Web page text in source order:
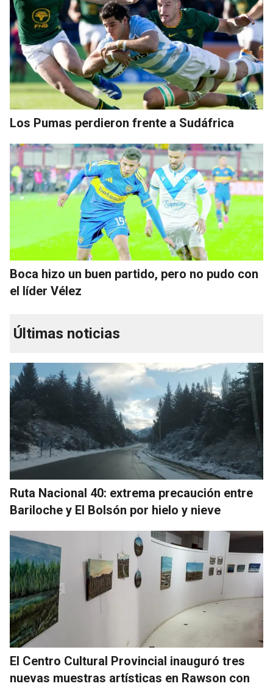
Los Pumas perdieron frente a Sudáfrica
Boca hizo un buen partido, pero no pudo con
el líder Vélez
Últimas noticias
Ruta Nacional 40: extrema precaución entre
Bariloche y El Bolsón por hielo y nieve
El Centro Cultural Provincial inauguró tres
nuevas muestras artísticas en Rawson con